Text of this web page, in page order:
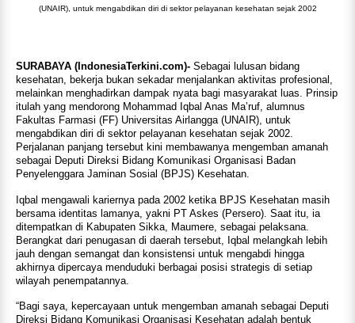
(UNAIR), untuk mengabdikan diri di sektor pelayanan kesehatan sejak 2002
SURABAYA (IndonesiaTerkini.com)- Sebagai lulusan bidang
kesehatan, bekerja bukan sekadar menjalankan aktivitas profesional,
melainkan menghadirkan dampak nyata bagi masyarakat luas. Prinsip
itulah yang mendorong Mohammad Iqbal Anas Ma’ruf, alumnus
Fakultas Farmasi (FF) Universitas Airlangga (UNAIR), untuk
mengabdikan diri di sektor pelayanan kesehatan sejak 2002.
Perjalanan panjang tersebut kini membawanya mengemban amanah
sebagai Deputi Direksi Bidang Komunikasi Organisasi Badan
Penyelenggara Jaminan Sosial (BPJS) Kesehatan.
Iqbal mengawali kariernya pada 2002 ketika BPJS Kesehatan masih
bersama identitas lamanya, yakni PT Askes (Persero). Saat itu, ia
ditempatkan di Kabupaten Sikka, Maumere, sebagai pelaksana.
Berangkat dari penugasan di daerah tersebut, Iqbal melangkah lebih
jauh dengan semangat dan konsistensi untuk mengabdi hingga
akhirnya dipercaya menduduki berbagai posisi strategis di setiap
wilayah penempatannya.
“Bagi saya, kepercayaan untuk mengemban amanah sebagai Deputi
Direksi Bidang Komunikasi Organisasi Kesehatan adalah bentuk